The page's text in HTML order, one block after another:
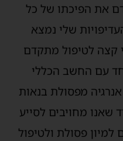
את הפיכתו של כל
שלי נמצא
לטיפול מתקדם
עם החשב הכללי
מפסולת בנאות
מחויבים לסייע
פסולת ולטיפול